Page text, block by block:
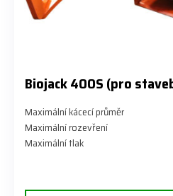
Biojack 400S (pro
Maximální kácecí průměr
Maximální rozevření
Maximální tlak